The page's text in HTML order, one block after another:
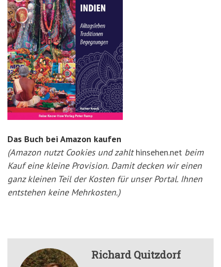
Das Buch bei Amazon kaufen
(Amazon nutzt Cookies und zahlthinsehen.net beim
Kauf eine kleine Provision. Damit decken wir einen
ganz kleinen Teil der Kosten für unser Portal. Ihnen
entstehen keine Mehrkosten.)
Richard Quitzdorf